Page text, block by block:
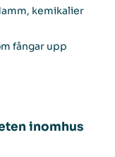
kemikalier
fångar upp
inomhus